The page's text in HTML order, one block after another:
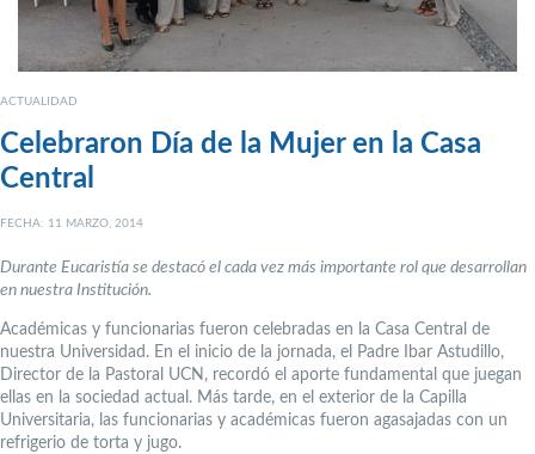
ACTUALIDAD
Celebraron Día de la Mujer en la Casa
Central
FECHA: 11 MARZO, 2014
Durante Eucaristía se destacó el cada vez más importante rol que desarrollan
en nuestra Institución.
Académicas y funcionarias fueron celebradas en la Casa Central de
nuestra Universidad. En el inicio de la jornada, el Padre Ibar Astudillo,
Director de la Pastoral UCN, recordó el aporte fundamental que juegan
ellas en la sociedad actual. Más tarde, en el exterior de la Capilla
Universitaria, las funcionarias y académicas fueron agasajadas con un
refrigerio de torta y jugo.